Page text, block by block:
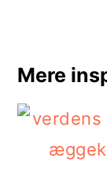
Mere